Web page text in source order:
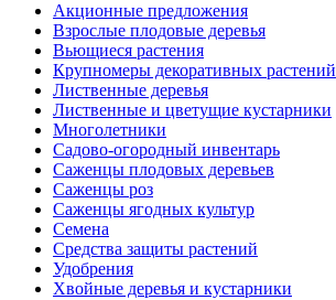
Акционные предложения
Взрослые плодовые деревья
Вьющиеся растения
Крупномеры декоративных растений
Лиственные деревья
Лиственные и цветущие кустарники
Многолетники
Садово-огородный инвентарь
Саженцы плодовых деревьев
Саженцы роз
Саженцы ягодных культур
Семена
Средства защиты растений
Удобрения
Хвойные деревья и кустарники